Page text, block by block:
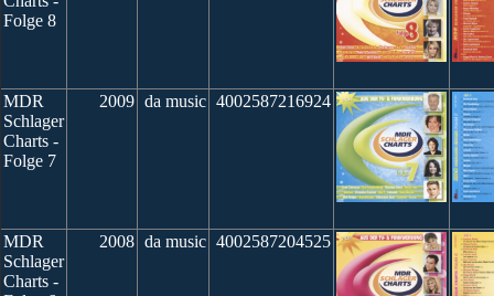
Folge 8
MDR
Schlager
Charts -
Folge 7
2009 da music 4002587216924
MDR
Schlager
Charts -
2008 da music 4002587204525